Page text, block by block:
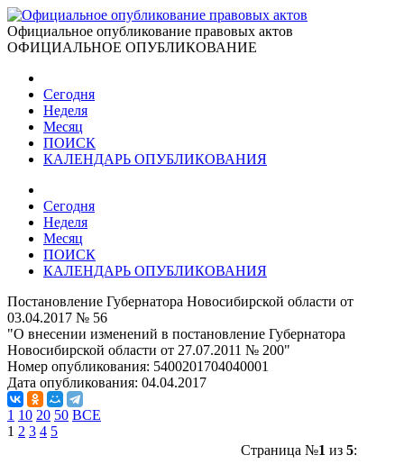
Официальное опубликование правовых актов
ОФИЦИАЛЬНОЕ ОПУБЛИКОВАНИЕ
Сегодня
Неделя
Месяц
ПОИСК
КАЛЕНДАРЬ ОПУБЛИКОВАНИЯ
Сегодня
Неделя
Месяц
ПОИСК
КАЛЕНДАРЬ ОПУБЛИКОВАНИЯ
Постановление Губернатора Новосибирской области от
03.04.2017 № 56
"О внесении изменений в постановление Губернатора
Новосибирской области от 27.07.2011 № 200"
Номер опубликования: 5400201704040001
Дата опубликования: 04.04.2017
1 10 20 50 ВСЕ
1 2 3 4 5
Страница №1 из 5: